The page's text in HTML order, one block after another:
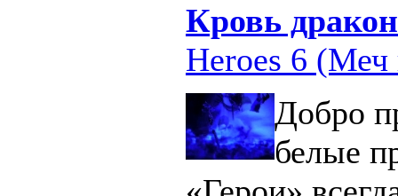
Кровь
Heroes 6 (Меч
Добро
белые